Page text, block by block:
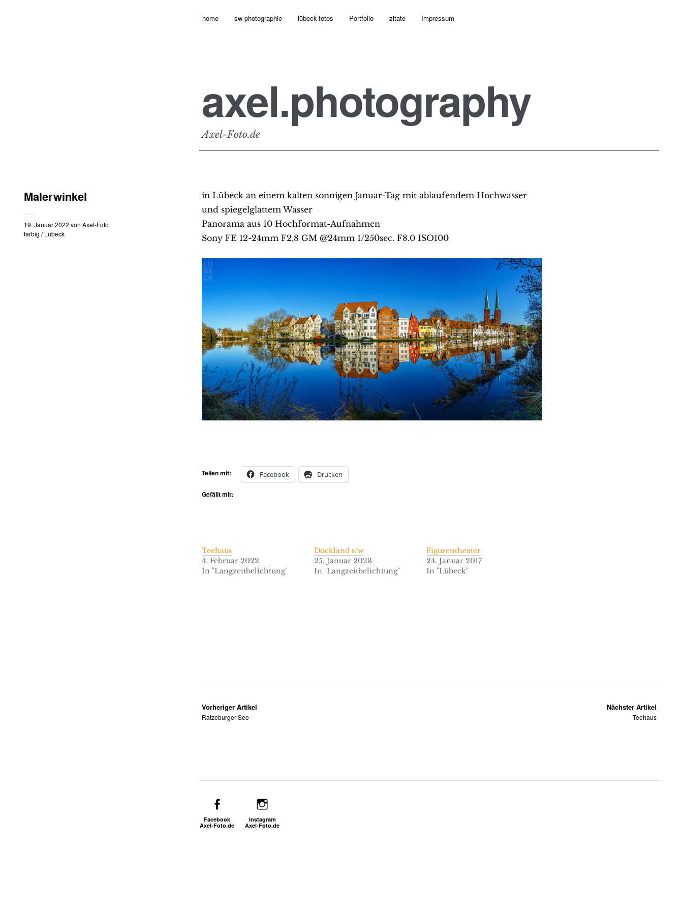
home sw-photographie lübeck-fotos Portfolio zitate Impressum
axel.photography
Axel-Foto.de
Malerwinkel
19. Januar 2022 von Axel-Foto
farbig /Lübeck
in Lübeck an einem kalten sonnigen Januar-Tag mit ablaufendem Hochwasser
und spiegelglattem Wasser
Panorama aus 10 Hochformat-Aufnahmen
Sony FE 12-24mm F2,8 GM @24mm 1/250sec. F8.0 ISO100
Teilen mit: Facebook Drucken
Gefällt mir:
Teehaus
4. Februar 2022
In "Langzeitbelichtung"
Dockland s/w
25. Januar 2023
In "Langzeitbelichtung"
Figurentheater
24. Januar 2017
In "Lübeck"
Vorheriger Artikel
Ratzeburger See
Nächster Artikel
Teehaus
Facebook
Axel-Foto.de
Instagram
Axel-Foto.de